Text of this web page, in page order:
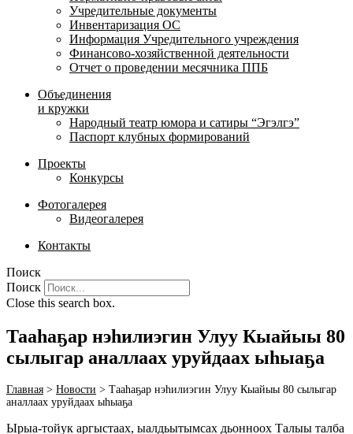
Учредительные документы
Инвентаризация ОС
Информация Учредительного учреждения
Финансово-хозяйственной деятельности
Отчет о проведении месячника ППБ
Объединения
и кружки
Народный театр юмора и сатиры “Эгэлгэ”
Паспорт клубных формирований
Проекты
Конкурсы
Фотогалерея
Видеогалерея
Контакты
Поиск
Поиск
Close this search box.
Тааһаҕар нэһилиэгин Улуу Кыайыы 80
сылыгар аналлаах уруйдаах ыһыаҕа
Главная > Новости > Тааһаҕар нэһилиэгин Улуу Кыайыы 80 сылыгар
аналлаах уруйдаах ыһыаҕа
Ырыа-тойук аргыстаах, ыалдьытымсах дьонноох Талыы талба